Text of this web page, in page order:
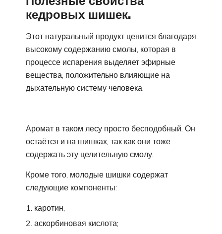
кедровых шишек.
Этот натуральный продукт ценится благодаря
высокому содержанию смолы, которая в
процессе испарения выделяет эфирные
вещества, положительно влияющие на
дыхательную систему человека.
Аромат в таком лесу просто бесподобный. Он
остаётся и на шишках, так как они тоже
содержать эту целительную смолу.
Кроме того, молодые шишки содержат
следующие компоненты:
каротин;
аскорбиновая кислота;